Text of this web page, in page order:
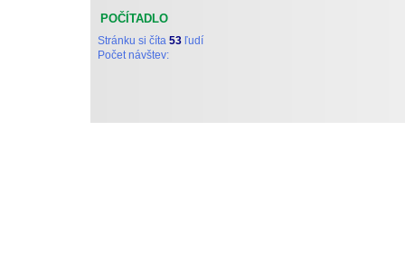
POČÍTADLO
Stránku si číta 53 ľudí
Počet návštev: